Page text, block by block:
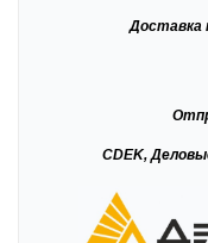
Доставка
CDEK,